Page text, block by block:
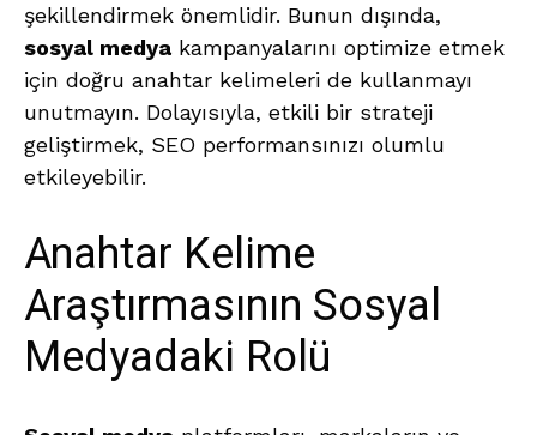
şekillendirmek önemlidir. Bunun dışında,
sosyal medya kampanyalarını optimize etmek
için doğru anahtar kelimeleri de kullanmayı
unutmayın. Dolayısıyla, etkili bir strateji
geliştirmek, SEO performansınızı olumlu
etkileyebilir.
Anahtar Kelime
Araştırmasının Sosyal
Medyadaki Rolü